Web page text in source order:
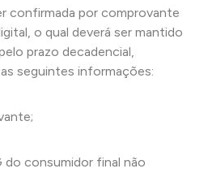
confirmada por comprovante
o qual deverá ser mantido
prazo decadencial,
seguintes informações:
do consumidor final não